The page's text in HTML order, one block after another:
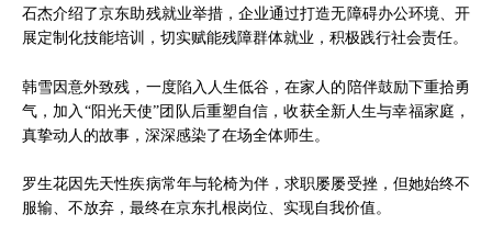
石杰介绍了京东助残就业举措，企业通过打造无障碍办公环境、开
展定制化技能培训，切实赋能残障群体就业，积极践行社会责任。
韩雪因意外致残，一度陷入人生低谷，在家人的陪伴鼓励下重拾勇
气，加入“阳光天使”团队后重塑自信，收获全新人生与幸福家庭，
真挚动人的故事，深深感染了在场全体师生。
罗生花因先天性疾病常年与轮椅为伴，求职屡屡受挫，但她始终不
服输、不放弃，最终在京东扎根岗位、实现自我价值。